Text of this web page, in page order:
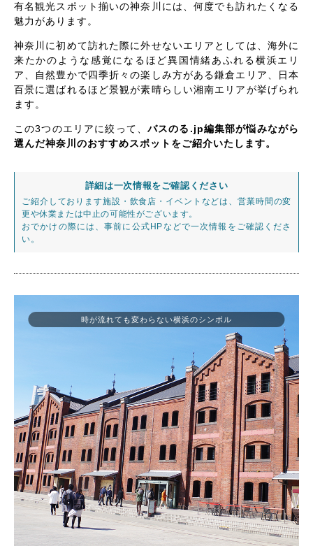
有名観光スポット揃いの神奈川には、何度でも訪れたくなる
魅力があります。
神奈川に初めて訪れた際に外せないエリアとしては、海外に
来たかのような感覚になるほど異国情緒あふれる横浜エリ
ア、自然豊かで四季折々の楽しみ方がある鎌倉エリア、日本
百景に選ばれるほど景観が素晴らしい湘南エリアが挙げられ
ます。
この3つのエリアに絞って、 バスのる.jp編集部が悩みながら
選んだ神奈川のおすすめスポットをご紹介いたします。
詳細は一次情報をご確認ください
ご紹介しております施設・飲食店・イベントなどは、営業時間の変
更や休業または中止の可能性がございます。
おでかけの際には、事前に公式HPなどで一次情報をご確認くださ
い。
時が流れても変わらない横浜のシンボル